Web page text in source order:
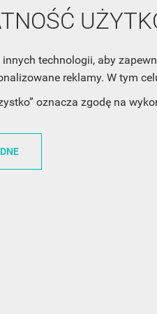
technologii, aby
reklamy. W tym
oznacza zgodę na
INFORMACJE
O MARCE
REGULAMIN KODÓW
RABATOWYCH